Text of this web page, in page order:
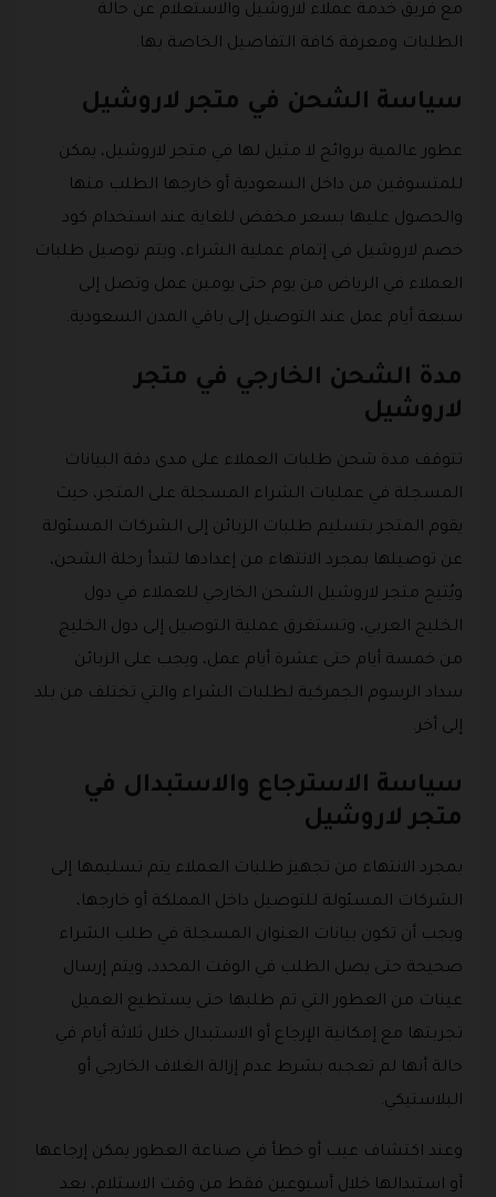
مع فريق خدمة عملاء لاروشيل والاستعلام عن حالة
الطلبات ومعرفة كافة التفاصيل الخاصة بها.
سياسة الشحن في متجر لاروشيل
عطور عالمية بروائح لا مثيل لها في متجر لاروشيل، يمكن
للمتسوقين من داخل السعودية أو خارجها الطلب منها
والحصول عليها بسعر مخفض للغاية عند استخدام كود
خصم لاروشيل في إتمام عملية الشراء، ويتم توصيل طلبات
العملاء في الرياض من يوم حتى يومين عمل وتصل إلى
سبعة أيام عمل عند التوصيل إلى باقي المدن السعودية.
مدة الشحن الخارجي في متجر
لاروشيل
تتوقف مدة شحن طلبات العملاء على مدى دقة البيانات
المسجلة في عمليات الشراء المسجلة على المتجر، حيث
يقوم المتجر بتسليم طلبات الزبائن إلى الشركات المسئولة
عن توصيلها بمجرد الانتهاء من إعدادها لتبدأ رحلة الشحن،
ويُتيح متجر لاروشيل الشحن الخارجي للعملاء في دول
الخليج العربي، وتستغرق عملية التوصيل إلى دول الخليج
من خمسة أيام حتى عشرة أيام عمل، ويجب على الزبائن
سداد الرسوم الجمركية لطلبات الشراء والتي تختلف من بلد
إلى أخر.
سياسة الاسترجاع والاستبدال في
متجر لاروشيل
بمجرد الانتهاء من تجهيز طلبات العملاء يتم تسليمها إلى
الشركات المسئولة للتوصيل داخل المملكة أو خارجها،
ويجب أن تكون بيانات العنوان المسجلة في طلب الشراء
صحيحة حتى يصل الطلب في الوقت المحدد، ويتم إرسال
عينات من العطور التي تم طلبها حتى يستطيع العميل
تجربتها مع إمكانية الإرجاع أو الاستبدال خلال ثلاثة أيام في
حالة أنها لم تعجبه بشرط عدم إزالة الغلاف الخارجي أو
البلاستيكي.
وعند اكتشاف عيب أو خطأ في صناعة العطور يمكن إرجاعها
أو استبدالها خلال أسبوعين فقط من وقت الاستلام، بعد